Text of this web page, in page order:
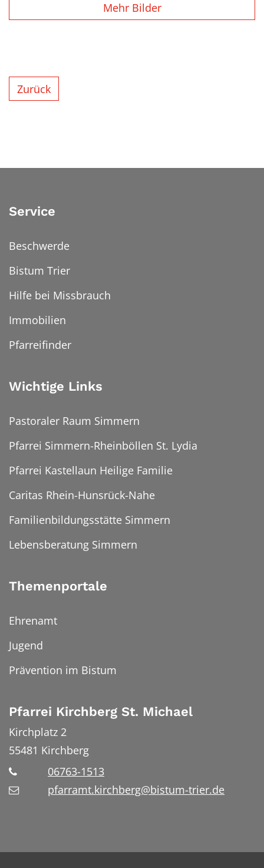
Mehr Bilder
Zurück
Service
Beschwerde
Bistum Trier
Hilfe bei Missbrauch
Immobilien
Pfarreifinder
Wichtige Links
Pastoraler Raum Simmern
Pfarrei Simmern-Rheinböllen St. Lydia
Pfarrei Kastellaun Heilige Familie
Caritas Rhein-Hunsrück-Nahe
Familienbildungsstätte Simmern
Lebensberatung Simmern
Themenportale
Ehrenamt
Jugend
Prävention im Bistum
Pfarrei Kirchberg St. Michael
Kirchplatz 2
55481 Kirchberg
06763-1513
pfarramt.kirchberg@bistum-trier.de